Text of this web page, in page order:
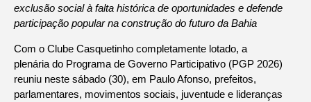
exclusão social à falta histórica de oportunidades e defende
participação popular na construção do futuro da Bahia
Com o Clube Casquetinho completamente lotado, a
plenária do Programa de Governo Participativo (PGP 2026)
reuniu neste sábado (30), em Paulo Afonso, prefeitos,
parlamentares, movimentos sociais, juventude e lideranças